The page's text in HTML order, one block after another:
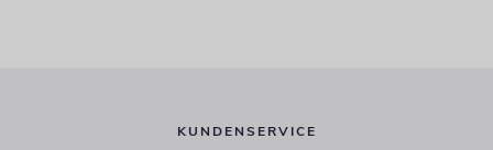
KUNDENSERVICE